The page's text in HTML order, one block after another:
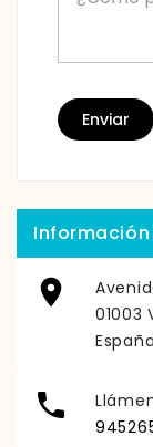
Información

01003
España
